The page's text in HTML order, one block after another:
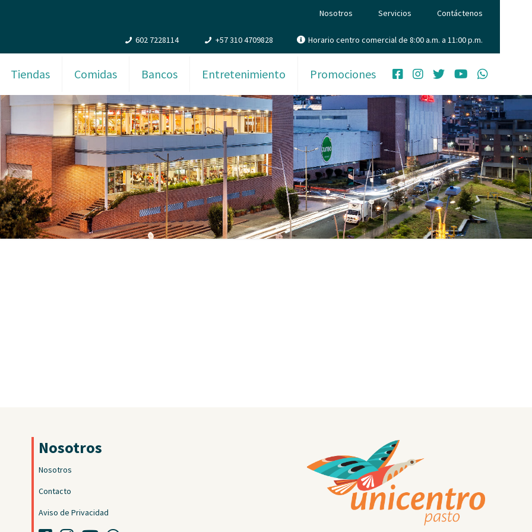
Nosotros Servicios Contáctenos
602 7228114 +57 310 4709828 Horario centro comercial de 8:00 a.m. a 11:00 p.m.
Tiendas Comidas Bancos Entretenimiento Promociones
Nosotros
Nosotros
Contacto
Aviso de Privacidad